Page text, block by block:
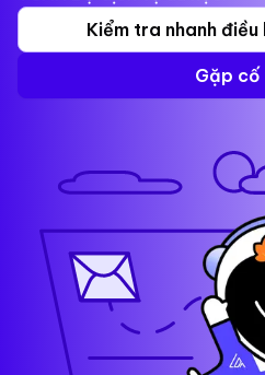
Kiểm tra nhanh
Gặp cố